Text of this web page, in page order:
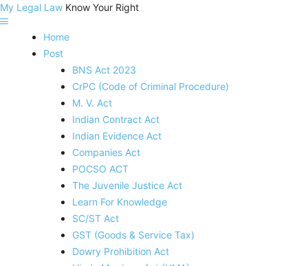
My Legal Law Know Your Right
Home
Post
BNS Act 2023
CrPC (Code of Criminal Procedure)
M. V. Act
Indian Contract Act
Indian Evidence Act
Companies Act
POCSO ACT
The Juvenile Justice Act
Learn For Knowledge
SC/ST Act
GST (Goods & Service Tax)
Dowry Prohibition Act